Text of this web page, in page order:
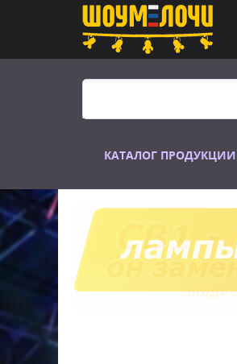
КАТАЛОГ ПРОДУКЦИИ
Распродажа